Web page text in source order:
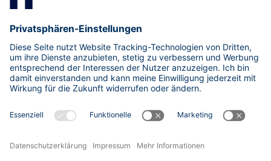
Mastodon
LinkedIn
Xing